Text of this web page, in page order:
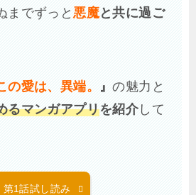
までずっと悪魔と共に過ご
の愛は、異端。 』の魅力と
るマンガアプリを紹介して
第1話試し読み